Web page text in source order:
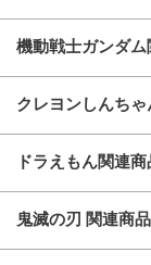
機動戦士ガンダム
クレヨンしんち
ドラえもん関連商
鬼滅の刃 関連商品